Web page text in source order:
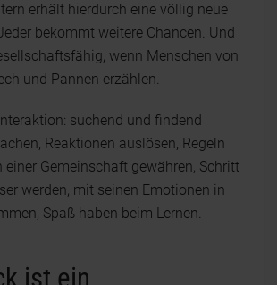
erhält hierdurch eine völlig neue
bekommt weitere Chancen. Und
wenn Menschen von
und Pannen erzählen.
suchend und findend
Reaktionen auslösen, Regeln
einer Gemeinschaft gewähren, Schritt
werden, mit seinen Emotionen in
Spaß haben beim Lernen.
ist ein